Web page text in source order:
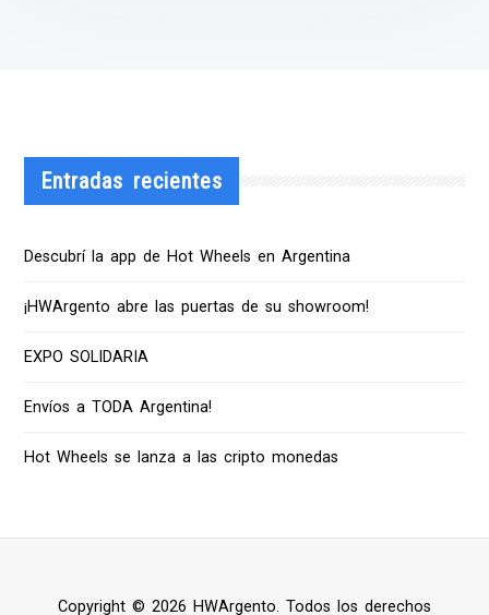
Entradas recientes
Descubrí la app de Hot Wheels en Argentina
¡HWArgento abre las puertas de su showroom!
EXPO SOLIDARIA
Envíos a TODA Argentina!
Hot Wheels se lanza a las cripto monedas
Copyright © 2026 HWArgento. Todos los derechos